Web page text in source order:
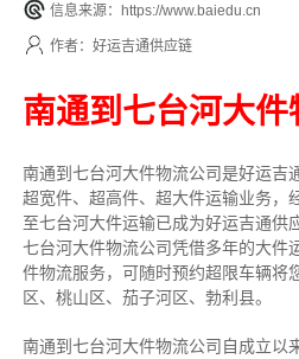
信息来源：https://www.baiedu.cn
作者：好运吉通供应链
南通到七台河大件
南通到七台河大件物流公司是好运吉
超宽件、超高件、超大件运输业务，
至七台河大件运输已成为好运吉通供
七台河大件物流公司凭借多年的大件
件物流服务，可随时预约超限车辆将
区、桃山区、茄子河区、勃利县。
南通到七台河大件物流公司自成立以